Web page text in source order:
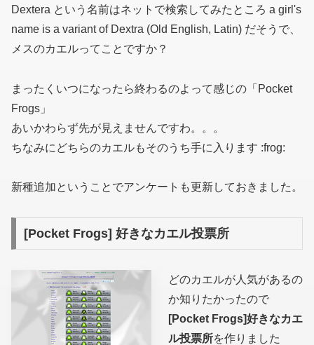
Dextera という名前はネットで検索してみたところ a girl's
name is a variant of Dextra (Old English, Latin) だそうで、
メスのカエルってことですか？
まったくいつになったら終わるのよって感じの「Pocket
Frogs」
あいかわらず先が見えませんですわ。。。
ちなみにどちらのカエルもそのうち手に入ります :frog:
新種追加ということでアンケートも更新しておきました。
[Pocket Frogs] 好きなカエル投票所
どのカエルが人気があるの
か知りたかったので
[Pocket Frogs]好きなカエ
ル投票所を作りました